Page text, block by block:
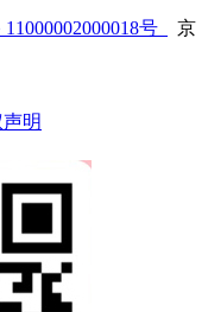
号
京
明